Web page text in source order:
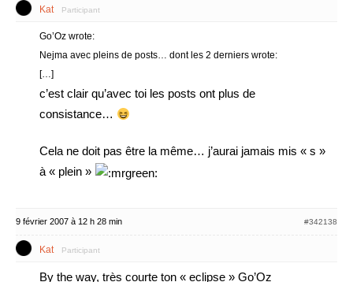
Kat Participant
Go’Oz wrote:
Nejma avec pleins de posts… dont les 2 derniers wrote:
[…]
c’est clair qu’avec toi les posts ont plus de
consistance…
Cela ne doit pas être la même… j’aurai jamais mis « s »
à « plein »
9 février 2007 à 12 h 28 min #342138
Kat Participant
By the way, très courte ton « eclipse » Go’Oz